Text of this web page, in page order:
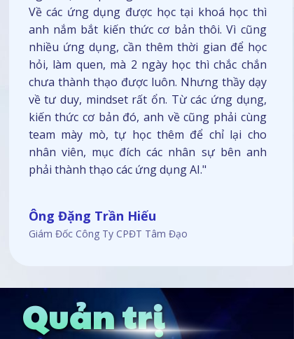
Về các ứng dụng được học tại khoá học thì
anh nắm bắt kiến thức cơ bản thôi. Vì cũng
nhiều ứng dụng, cần thêm thời gian để học
hỏi, làm quen, mà 2 ngày học thì chắc chắn
chưa thành thạo được luôn. Nhưng thầy dạy
về tư duy, mindset rất ổn. Từ các ứng dụng,
kiến thức cơ bản đó, anh về cũng phải cùng
team mày mò, tự học thêm để chỉ lại cho
nhân viên, mục đích các nhân sự bên anh
phải thành thạo các ứng dụng AI."
Ông Đặng Trần Hiếu
Giám Đốc Công Ty CPĐT Tâm Đạo
Quản trị